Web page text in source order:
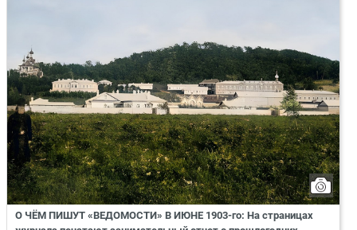
О ЧЁМ ПИШУТ «ВЕДОМОСТИ» В ИЮНЕ 1903-го: На страницах